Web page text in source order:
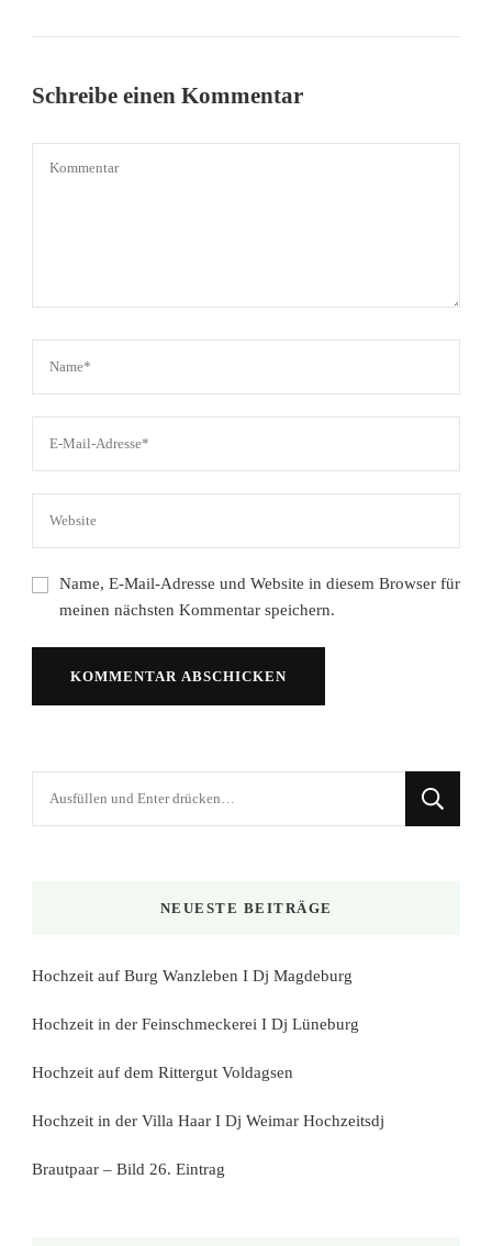
Schreibe einen Kommentar
Name, E-Mail-Adresse und Website in diesem Browser für
meinen nächsten Kommentar speichern.
NEUESTE BEITRÄGE
Hochzeit auf Burg Wanzleben I Dj Magdeburg
Hochzeit in der Feinschmeckerei I Dj Lüneburg
Hochzeit auf dem Rittergut Voldagsen
Hochzeit in der Villa Haar I Dj Weimar Hochzeitsdj
Brautpaar – Bild 26. Eintrag